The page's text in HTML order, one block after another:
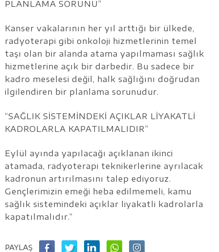
PLANLAMA SORUNU”
Kanser vakalarının her yıl arttığı bir ülkede,
radyoterapi gibi onkoloji hizmetlerinin temel
taşı olan bir alanda atama yapılmaması sağlık
hizmetlerine açık bir darbedir. Bu sadece bir
kadro meselesi değil, halk sağlığını doğrudan
ilgilendiren bir planlama sorunudur.
“SAĞLIK SİSTEMİNDEKİ AÇIKLAR LİYAKATLİ
KADROLARLA KAPATILMALIDIR”
Eylül ayında yapılacağı açıklanan ikinci
atamada, radyoterapi teknikerlerine ayrılacak
kadronun artırılmasını talep ediyoruz.
Gençlerimizin emeği heba edilmemeli, kamu
sağlık sistemindeki açıklar liyakatli kadrolarla
kapatılmalıdır.”
PAYLAŞ